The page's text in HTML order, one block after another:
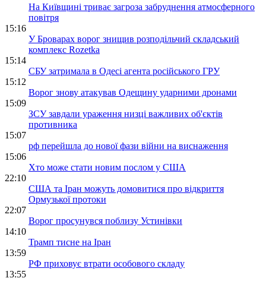
На Київщині триває загроза забруднення атмосферного
повітря
15:16
У Броварах ворог знищив розподільчий складський
комплекс Rozetka
15:14
СБУ затримала в Одесі агента російського ГРУ
15:12
Ворог знову атакував Одещину ударними дронами
15:09
ЗСУ завдали ураження низці важливих об'єктів
противника
15:07
рф перейшла до нової фази війни на виснаження
15:06
Хто може стати новим послом у США
22:10
США та Іран можуть домовитися про відкриття
Ормузької протоки
22:07
Ворог просунувся поблизу Устинівки
14:10
Трамп тисне на Іран
13:59
РФ приховує втрати особового складу
13:55